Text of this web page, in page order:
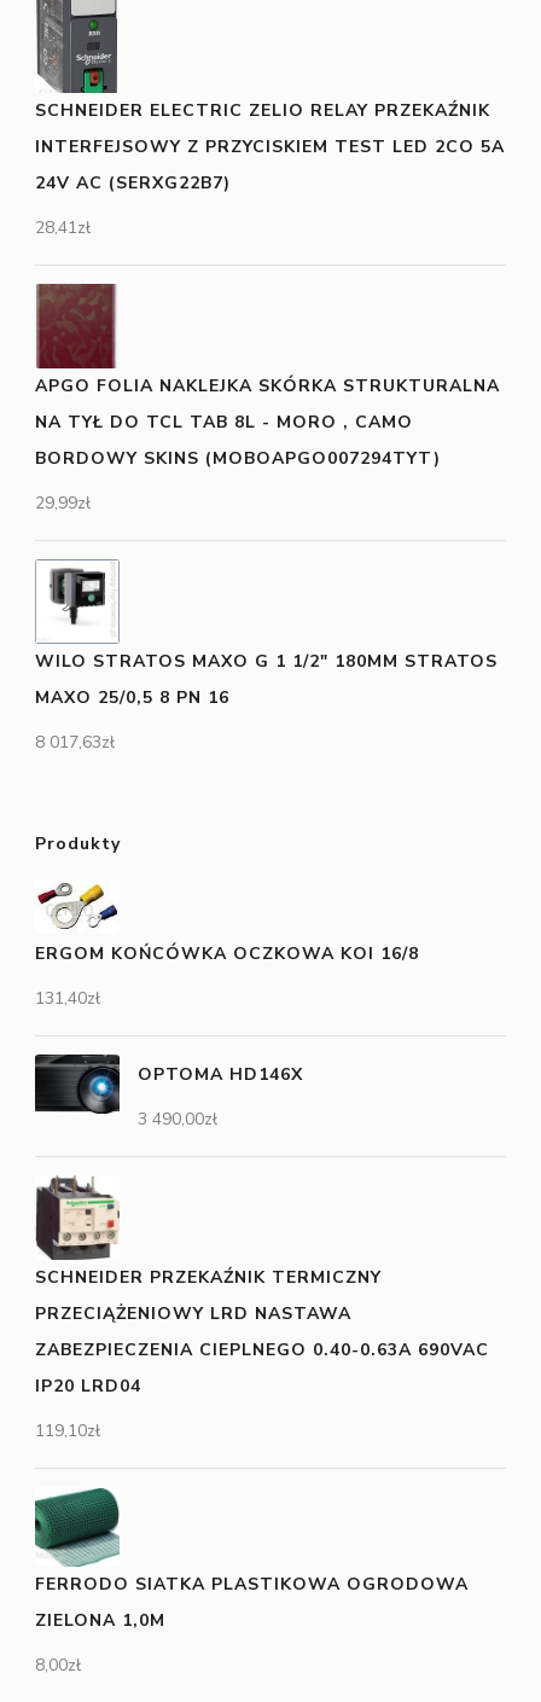
SCHNEIDER ELECTRIC ZELIO RELAY PRZEKAŹNIK
INTERFEJSOWY Z PRZYCISKIEM TEST LED 2CO 5A
24V AC (SERXG22B7)
28,41zł
APGO FOLIA NAKLEJKA SKÓRKA STRUKTURALNA
NA TYŁ DO TCL TAB 8L - MORO , CAMO
BORDOWY SKINS (MOBOAPGO007294TYT)
29,99zł
WILO STRATOS MAXO G 1 1/2" 180MM STRATOS
MAXO 25/0,5 8 PN 16
8 017,63zł
Produkty
ERGOM KOŃCÓWKA OCZKOWA KOI 16/8
131,40zł
OPTOMA HD146X
3 490,00zł
SCHNEIDER PRZEKAŹNIK TERMICZNY
PRZECIĄŻENIOWY LRD NASTAWA
ZABEZPIECZENIA CIEPLNEGO 0.40-0.63A 690VAC
IP20 LRD04
119,10zł
FERRODO SIATKA PLASTIKOWA OGRODOWA
ZIELONA 1,0M
8,00zł